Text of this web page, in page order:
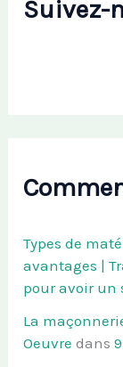
Suivez-
Types de
avantages |
pour avoir un
La
Oeuvre dans